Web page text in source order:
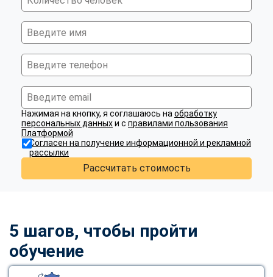
Нажимая на кнопку, я соглашаюсь на обработку
персональных данныхи с правилами пользования
Платформой
Согласен на получение информационной и рекламной
рассылки
Рассчитать стоимость
5 шагов, чтобы пройти
обучение